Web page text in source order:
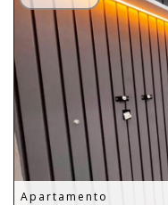
Apartamento